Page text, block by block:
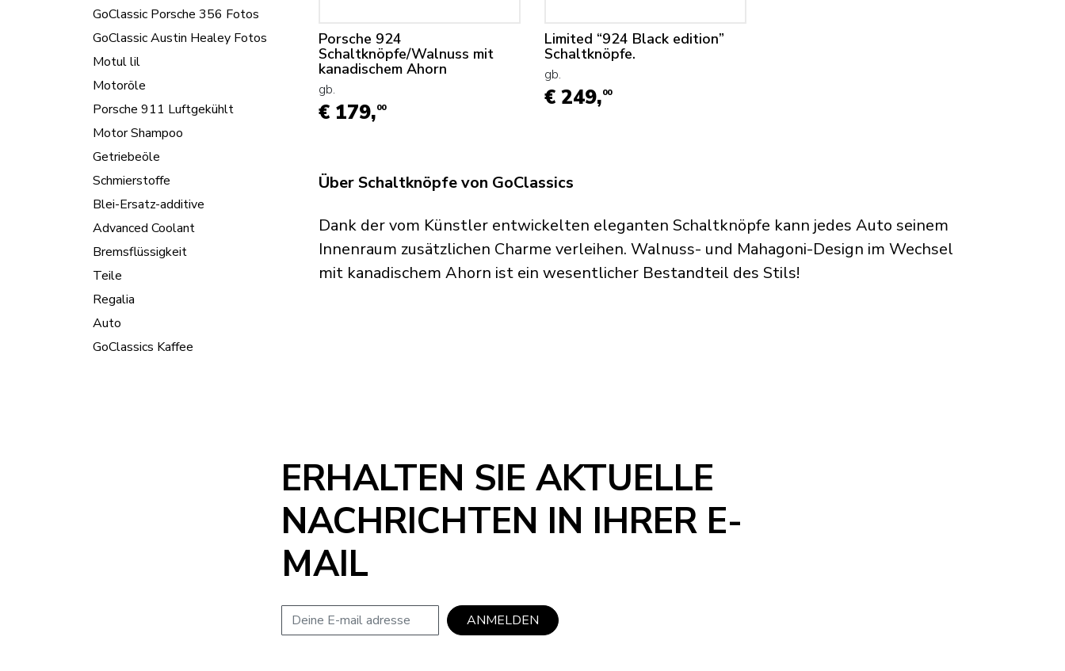
GoClassic Porsche 356 Fotos
GoClassic Austin Healey Fotos
Motul lil
Motoröle
Porsche 911 Luftgekühlt
Motor Shampoo
Getriebeöle
Schmierstoffe
Blei-Ersatz-additive
Advanced Coolant
Bremsflüssigkeit
Teile
Regalia
Auto
GoClassics Kaffee
Porsche 924
Schaltknöpfe/Walnuss mit
kanadischem Ahorn
gb.
€ 179,00
Limited “924 Black edition”
Schaltknöpfe.
gb.
€ 249,00
Über Schaltknöpfe von GoClassics
Dank der vom Künstler entwickelten eleganten Schaltknöpfe kann jedes Auto seinem
Innenraum zusätzlichen Charme verleihen. Walnuss- und Mahagoni-Design im Wechsel
mit kanadischem Ahorn ist ein wesentlicher Bestandteil des Stils!
ERHALTEN SIE AKTUELLE
NACHRICHTEN IN IHRER E-
MAIL
E-mail adresse ANMELDEN